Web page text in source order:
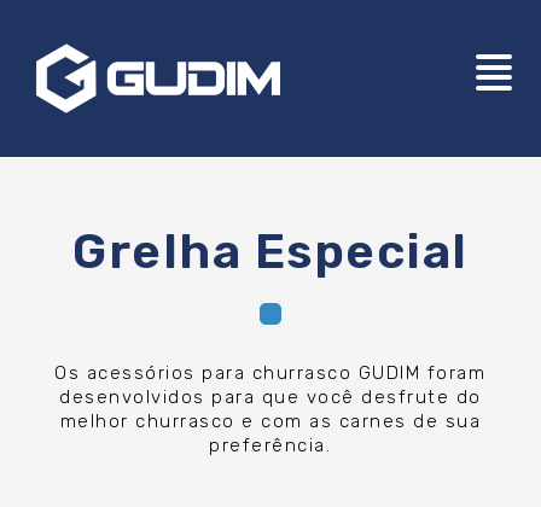
Grelha Especial
Os acessórios para churrasco GUDIM foram
desenvolvidos para que você desfrute do
melhor churrasco e com as carnes de sua
preferência.